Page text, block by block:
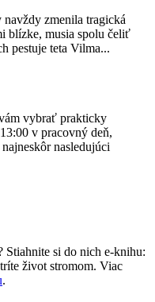
zmenila tragická
blízke, musia spolu čeliť
pestuje teta Vilma...
vybrať prakticky
v pracovný deň,
nasledujúci
Stiahnite si do nich e-knihu:
život stromom. Viac
.